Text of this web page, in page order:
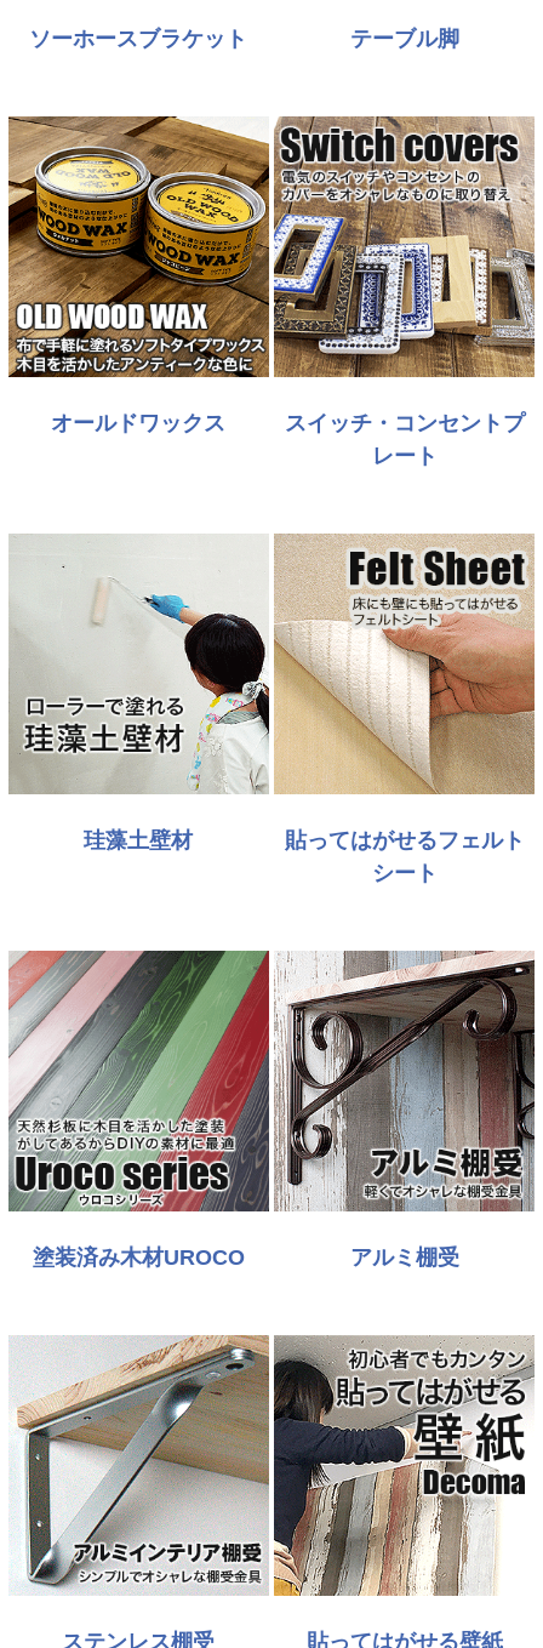
ソーホースブラケット テーブル脚
オールドワックス
スイッチ・コンセントプ
レート
珪藻土壁材
貼ってはがせるフェルト
シート
塗装済み木材UROCO アルミ棚受
ステンレス棚受 貼ってはがせる壁紙